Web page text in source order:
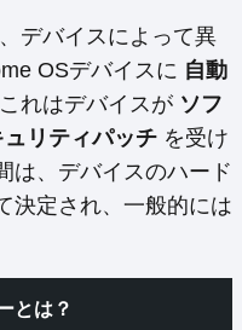
デバイスによって異
OSデバイスに 自動
れはデバイスが ソフ
ュリティパッチ を受け
は、デバイスのハード
決定され、一般的には
とは？